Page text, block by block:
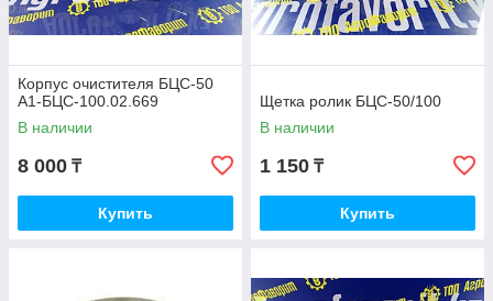
Корпус очистителя БЦС-50
А1-БЦС-100.02.669
В наличии
8 000 ₸
Купить
Щетка ролик БЦС-50/100
В наличии
1 150 ₸
Купить